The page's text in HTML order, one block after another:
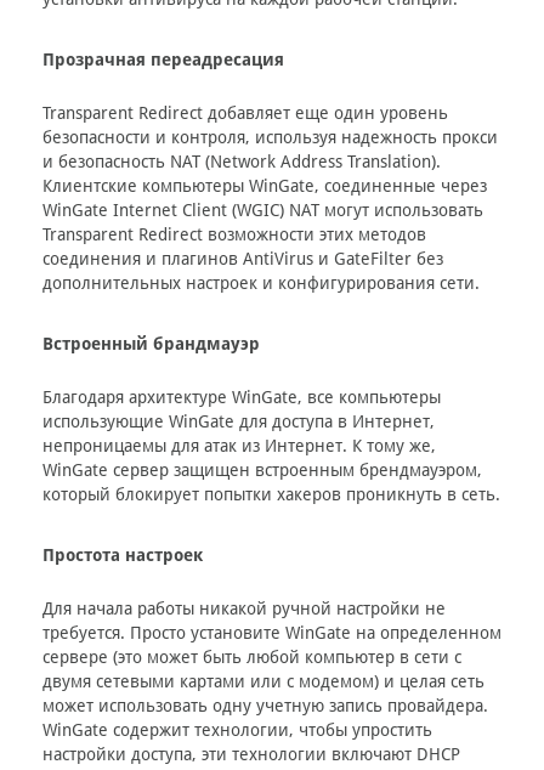
Прозрачная переадресация
Transparent Redirect добавляет еще один уровень
безопасности и контроля, используя надежность прокси
и безопасность NAT (Network Address Translation).
Клиентские компьютеры WinGate, соединенные через
WinGate Internet Client (WGIC) NAT могут использовать
Transparent Redirect возможности этих методов
соединения и плагинов AntiVirus и GateFilter без
дополнительных настроек и конфигурирования сети.
Встроенный брандмауэр
Благодаря архитектуре WinGate, все компьютеры
использующие WinGate для доступа в Интернет,
непроницаемы для атак из Интернет. К тому же,
WinGate сервер защищен встроенным брендмауэром,
который блокирует попытки хакеров проникнуть в сеть.
Простота настроек
Для начала работы никакой ручной настройки не
требуется. Просто установите WinGate на определенном
сервере (это может быть любой компьютер в сети с
двумя сетевыми картами или с модемом) и целая сеть
может использовать одну учетную запись провайдера.
WinGate содержит технологии, чтобы упростить
настройки доступа, эти технологии включают DHCP